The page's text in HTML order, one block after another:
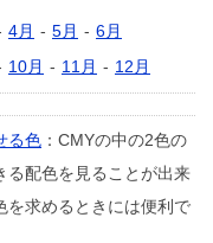
4月 - 5月 - 6月
10月 - 11月 - 12月
る色 ：CMYの中の2色の
る配色を見ることが出来
を求めるときには便利で